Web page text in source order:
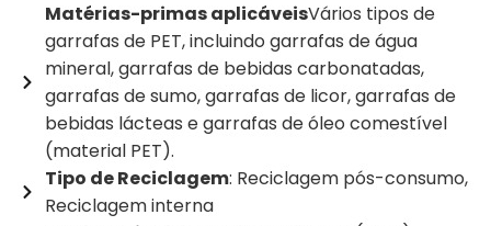
Matérias-primas aplicáveisVários tipos de
garrafas de PET, incluindo garrafas de água
mineral, garrafas de bebidas carbonatadas,
garrafas de sumo, garrafas de licor, garrafas de
bebidas lácteas e garrafas de óleo comestível
(material PET).
Tipo de Reciclagem: Reciclagem pós-consumo,
Reciclagem interna